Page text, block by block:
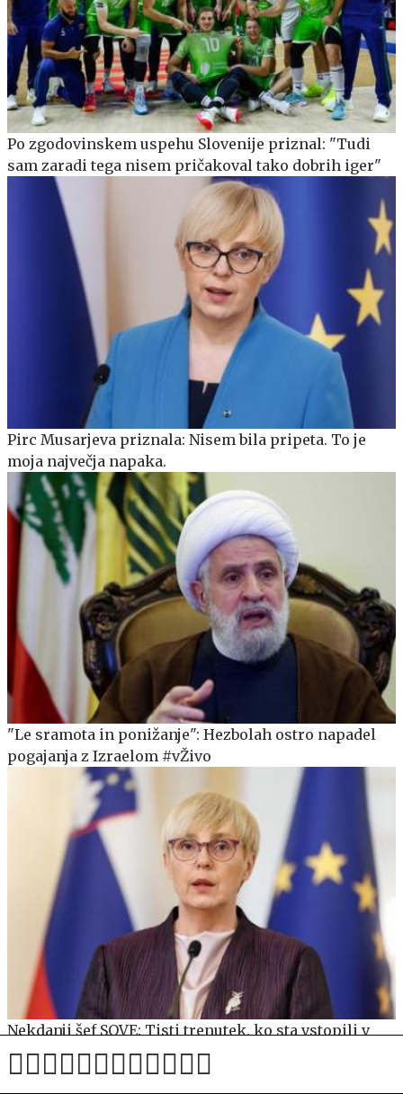
Po zgodovinskem uspehu Slovenije priznal: "Tudi
sam zaradi tega nisem pričakoval tako dobrih iger"
Pirc Musarjeva priznala: Nisem bila pripeta. To je
moja največja napaka.
"Le sramota in ponižanje": Hezbolah ostro napadel
pogajanja z Izraelom #vŽivo
Nekdanji šef SOVE: Tisti trenutek, ko sta vstopili v
vozilo varovane osebe, sta postali javni osebi